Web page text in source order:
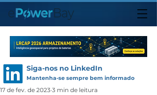
Siga-nos no LinkedIn
Mantenha-se sempre bem informado
17 de fev. de 2023 3 min de leitura